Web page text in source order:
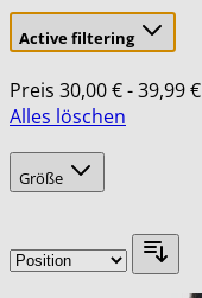
Active filtering
Preis 30,00 € - 39,99 €
Alles löschen
to
product
Größe
filter